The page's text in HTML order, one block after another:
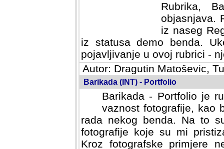
Rubrika,
objasnjava.
iz naseg
iz statusa demo benda.
pojavljivanje u ovoj rubrici -
Autor: Dragutin Matoševic,
Barikada (INT) - Portfolio
Barikada - Portfolio je
vaznost fotografije, kao
rada nekog benda. Na to
fotografije koje su mi
fotografske primjere